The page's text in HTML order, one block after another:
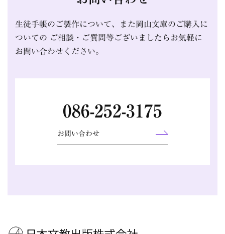
生徒手帳のご製作について、また岡山文庫のご購入に
ついての ご相談・ご質問等ございましたらお気軽に
お問い合わせください。
086-252-3175
お問い合わせ